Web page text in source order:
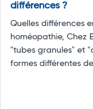
différences ?
Quelles différences
homéopathie, Chez
"tubes granules" et
formes différentes